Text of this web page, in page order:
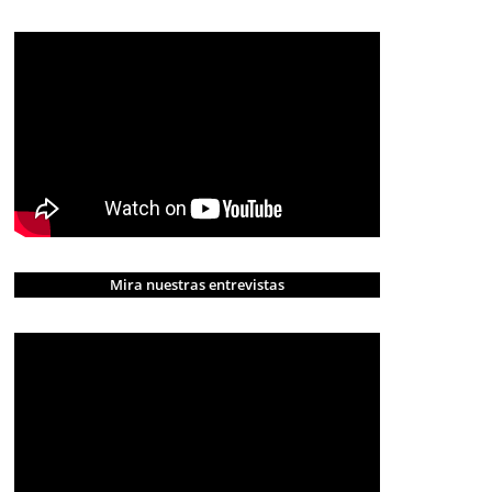
Mira nuestras entrevistas